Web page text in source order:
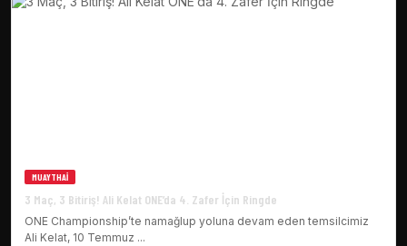
MUAYTHAI
3 Maç, 3 Bitiriş! Ali Kelat ONE’da 4. Zafer İçin Ringde
ONE Championship’te namağlup yoluna devam eden temsilcimiz
Ali Kelat, 10 Temmuz ...